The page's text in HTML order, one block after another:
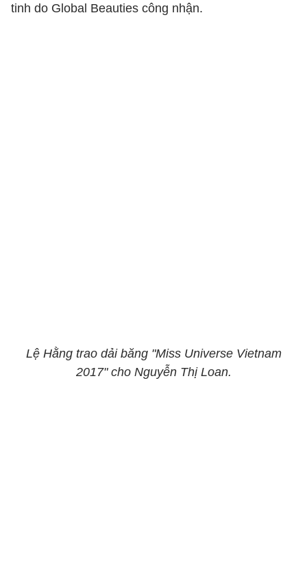
tinh do Global Beauties công nhận.
Lệ Hằng trao dải băng "Miss Universe Vietnam
2017" cho Nguyễn Thị Loan.